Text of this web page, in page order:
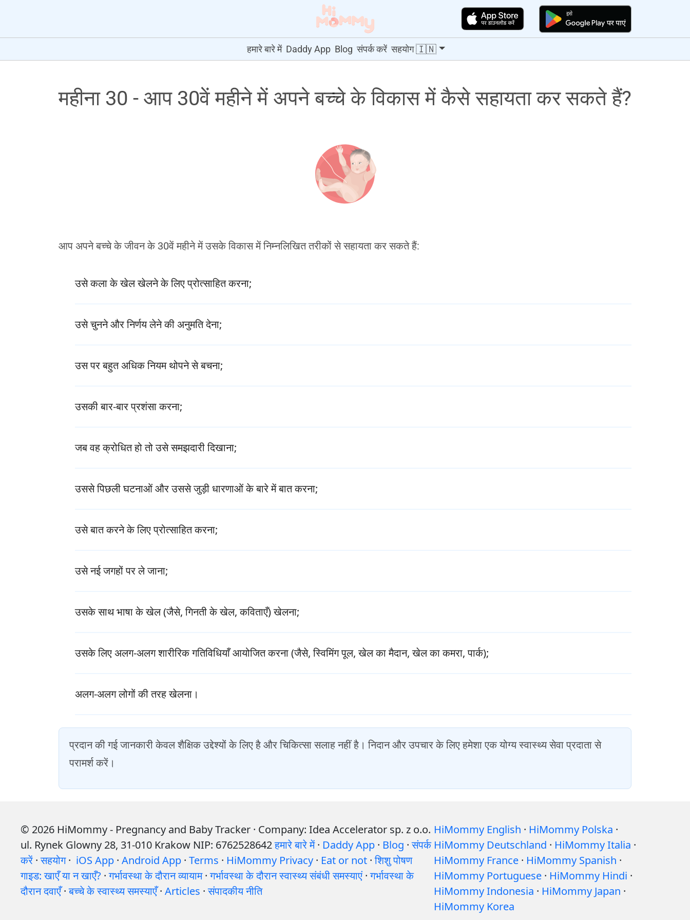
हमारे बारे में Daddy App Blog संपर्क करें सहयोग🇮🇳
महीना 30 - आप 30वें महीने में अपने बच्चे के विकास में कैसे सहायता कर सकते हैं?
आप अपने बच्चे के जीवन के 30वें महीने में उसके विकास में निम्नलिखित तरीकों से सहायता कर सकते हैं:
उसे कला के खेल खेलने के लिए प्रोत्साहित करना;
उसे चुनने और निर्णय लेने की अनुमति देना;
उस पर बहुत अधिक नियम थोपने से बचना;
उसकी बार-बार प्रशंसा करना;
जब वह क्रोधित हो तो उसे समझदारी दिखाना;
उससे पिछली घटनाओं और उससे जुड़ी धारणाओं के बारे में बात करना;
उसे बात करने के लिए प्रोत्साहित करना;
उसे नई जगहों पर ले जाना;
उसके साथ भाषा के खेल (जैसे, गिनती के खेल, कविताएँ) खेलना;
उसके लिए अलग-अलग शारीरिक गतिविधियाँ आयोजित करना (जैसे, स्विमिंग पूल, खेल का मैदान, खेल का कमरा, पार्क);
अलग-अलग लोगों की तरह खेलना।
प्रदान की गई जानकारी केवल शैक्षिक उद्देश्यों के लिए है और चिकित्सा सलाह नहीं है। निदान और उपचार के लिए हमेशा एक योग्य स्वास्थ्य सेवा प्रदाता से
परामर्श करें।
© 2026 HiMommy - Pregnancy and Baby Tracker · Company: Idea Accelerator sp. z o.o.
ul. Rynek Glowny 28, 31-010 Krakow NIP: 6762528642हमारे बारे में· Daddy App · Blog ·संपर्क
करें ·सहयोग· iOS App · Android App · Terms · HiMommy Privacy · Eat or not ·शिशु पोषण
गाइड: खाएँ या न खाएँ? ·गर्भावस्था के दौरान व्यायाम·गर्भावस्था के दौरान स्वास्थ्य संबंधी समस्याएं·गर्भावस्था के
दौरान दवाएँ·बच्चे के स्वास्थ्य समस्याएँ· Articles ·संपादकीय नीति
HiMommy English · HiMommy Polska ·
HiMommy Deutschland · HiMommy Italia ·
HiMommy France · HiMommy Spanish ·
HiMommy Portuguese · HiMommy Hindi ·
HiMommy Indonesia · HiMommy Japan ·
HiMommy Korea